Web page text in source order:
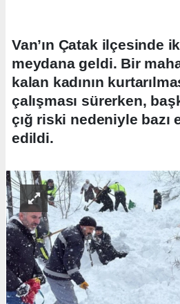
Van’ın Çatak ilçesinde
meydana geldi. Bir
kalan kadının
çalışması sürerken,
çığ riski nedeniyle bazı
edildi.